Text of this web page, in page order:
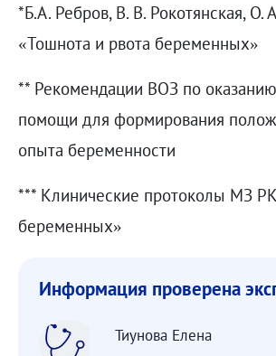
*Б.А. Ребров, В. В. Рокотянская, О.
«Тошнота и рвота беременных»
** Рекомендации ВОЗ по
помощи для формирования
опыта беременности
*** Клинические протоколы МЗ
беременных»
Информация проверена
Тиунова Елена